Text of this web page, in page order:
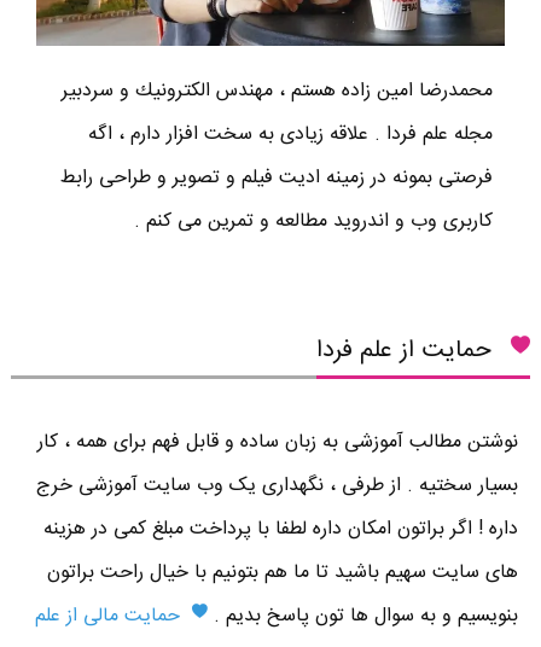
محمدرضا امين زاده هستم ، مهندس الكترونيك و سردبير
مجله علم فردا . علاقه زیادی به سخت افزار دارم ، اگه
فرصتی بمونه در زمینه ادیت فیلم و تصویر و طراحی رابط
کاربری وب و اندروید مطالعه و تمرین می کنم .
حمایت از علم فردا
نوشتن مطالب آموزشی به زبان ساده و قابل فهم برای همه ، کار
بسیار سختیه . از طرفی ، نگهداری یک وب سایت آموزشی خرج
داره ! اگر براتون امکان داره لطفا با پرداخت مبلغ کمی در هزینه
های سایت سهیم باشید تا ما هم بتونیم با خیال راحت براتون
بنویسیم و به سوال ها تون پاسخ بدیم .
حمایت مالی از علم